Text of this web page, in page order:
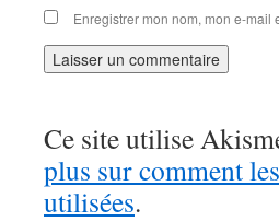
Enregistrer mon nom, mon e-
Ce site utilise
plus sur comment
utilisées.